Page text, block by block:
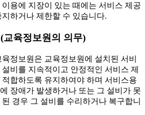
이용에 지장이 있는 때에는 서비스 제공
지하거나 제한할 수 있습니다.
교육정보원의 의무)
정보원은 교육정보원에 설치된 서비
설비를 지속적이고 안정적인 서비스 제
적합하도록 유지하여야 하며 서비스용
장애가 발생하거나 또는 그 설비가 못
된 경우 그 설비를 수리하거나 복구합니